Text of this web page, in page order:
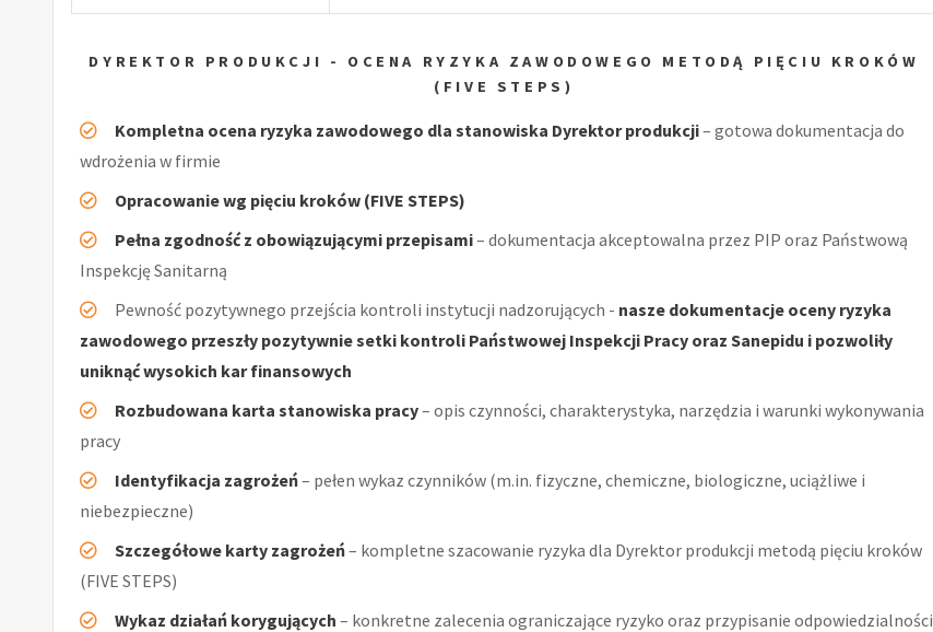
DYREKTOR PRODUKCJI - OCENA RYZYKA ZAWODOWEGO METODĄ PIĘCIU KROKÓW
(FIVE STEPS)
Kompletna ocena ryzyka zawodowego dla stanowiska Dyrektor produkcji– gotowa dokumentacja do
wdrożenia w firmie
Opracowanie wg pięciu kroków (FIVE STEPS)
Pełna zgodność z obowiązującymi przepisami– dokumentacja akceptowalna przez PIP oraz Państwową
Inspekcję Sanitarną
Pewność pozytywnego przejścia kontroli instytucji nadzorujących - nasze dokumentacje oceny ryzyka
zawodowego przeszły pozytywnie setki kontroli Państwowej Inspekcji Pracy oraz Sanepidu i pozwoliły
uniknąć wysokich kar finansowych
Rozbudowana karta stanowiska pracy– opis czynności, charakterystyka, narzędzia i warunki wykonywania
pracy
Identyfikacja zagrożeń– pełen wykaz czynników (m.in. fizyczne, chemiczne, biologiczne, uciążliwe i
niebezpieczne)
Szczegółowe karty zagrożeń– kompletne szacowanie ryzyka dla Dyrektor produkcji metodą pięciu kroków
(FIVE STEPS)
Wykaz działań korygujących – konkretne zalecenia ograniczające ryzyko oraz przypisanie odpowiedzialności